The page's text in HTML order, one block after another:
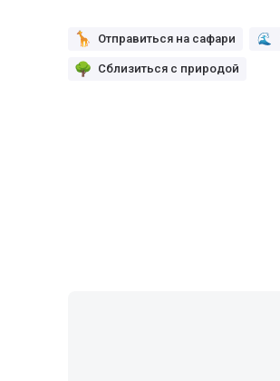
Отправиться на сафари
Сблизиться с природой